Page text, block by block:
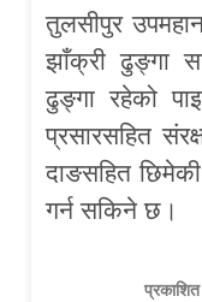
तुलसीपुर
झाँक्री ढुङ्गा
ढुङ्गा रहेको
प्रसारसहित
दाङसहित
गर्न सकिने छ।